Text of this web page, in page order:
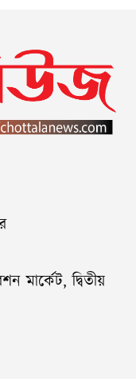
মার্কেট, দ্বিতীয়